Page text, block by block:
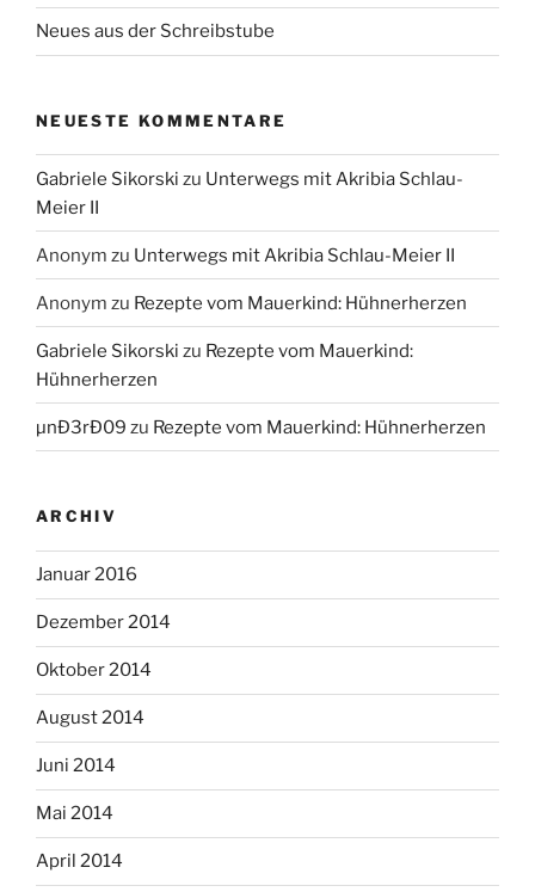
Neues aus der Schreibstube
NEUESTE KOMMENTARE
Gabriele Sikorski zu Unterwegs mit Akribia Schlau-
Meier II
Anonym zu Unterwegs mit Akribia Schlau-Meier II
Anonym zu Rezepte vom Mauerkind: Hühnerherzen
Gabriele Sikorski zu Rezepte vom Mauerkind:
Hühnerherzen
µnÐ3rÐ09 zu Rezepte vom Mauerkind: Hühnerherzen
ARCHIV
Januar 2016
Dezember 2014
Oktober 2014
August 2014
Juni 2014
Mai 2014
April 2014